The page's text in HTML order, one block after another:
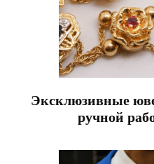
Эксклюзивные
ручной